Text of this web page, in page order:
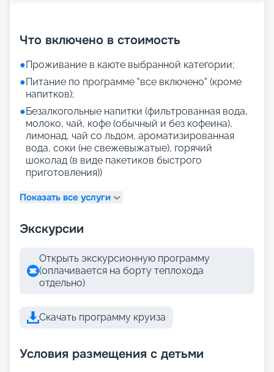
Что включено в стоимость
●Проживание в каюте выбранной категории;
●Питание по программе "все включено" (кроме
напитков);
●Безалкогольные напитки (фильтрованная вода,
молоко, чай, кофе (обычный и без кофеина),
лимонад, чай со льдом, ароматизированная
вода, соки (не свежевыжатые), горячий
шоколад (в виде пакетиков быстрого
приготовления))
Показать все услуги
Экскурсии
Открыть экскурсионную программу
(оплачивается на борту теплохода
отдельно)
Скачать программу круиза
Условия размещения с детьми